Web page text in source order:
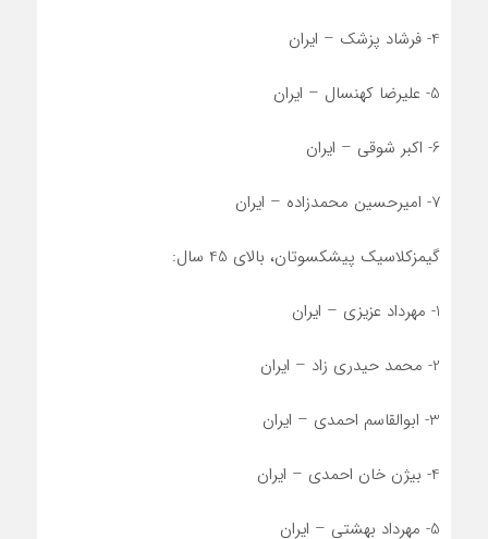
4- فرشاد پزشک – ایران
5- علیرضا کهنسال – ایران
6- اکبر شوقی – ایران
7- امیرحسین محمدزاده – ایران
گیمزکلاسیک پیشکسوتان، بالای 45 سال:
1- مهرداد عزیزی – ایران
2- محمد حیدری زاد – ایران
3- ابوالقاسم احمدی – ایران
4- بیژن خان احمدی – ایران
5- مهرداد بهشتی – ایران